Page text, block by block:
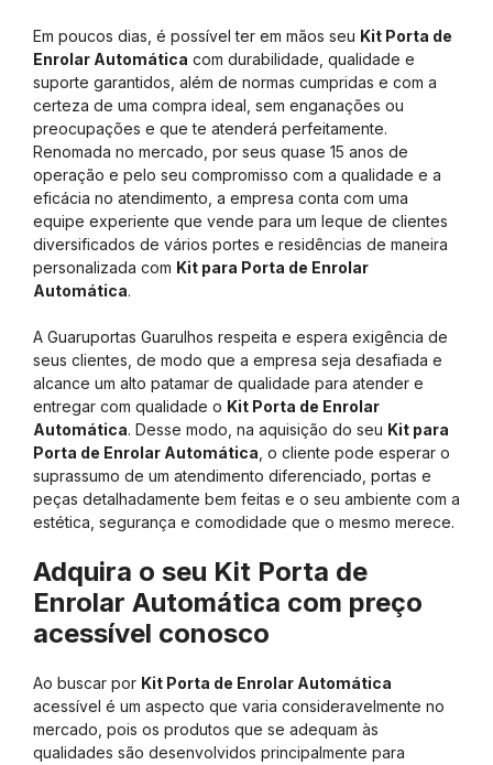
Em poucos dias, é possível ter em mãos seu Kit Porta de
Enrolar Automática com durabilidade, qualidade e
suporte garantidos, além de normas cumpridas e com a
certeza de uma compra ideal, sem enganações ou
preocupações e que te atenderá perfeitamente.
Renomada no mercado, por seus quase 15 anos de
operação e pelo seu compromisso com a qualidade e a
eficácia no atendimento, a empresa conta com uma
equipe experiente que vende para um leque de clientes
diversificados de vários portes e residências de maneira
personalizada com Kit para Porta de Enrolar
Automática.
A Guaruportas Guarulhos respeita e espera exigência de
seus clientes, de modo que a empresa seja desafiada e
alcance um alto patamar de qualidade para atender e
entregar com qualidade o Kit Porta de Enrolar
Automática. Desse modo, na aquisição do seu Kit para
Porta de Enrolar Automática , o cliente pode esperar o
suprassumo de um atendimento diferenciado, portas e
peças detalhadamente bem feitas e o seu ambiente com a
estética, segurança e comodidade que o mesmo merece.
Adquira o seu Kit Porta de
Enrolar Automática com preço
acessível conosco
Ao buscar por Kit Porta de Enrolar Automática
acessível é um aspecto que varia consideravelmente no
mercado, pois os produtos que se adequam às
qualidades são desenvolvidos principalmente para